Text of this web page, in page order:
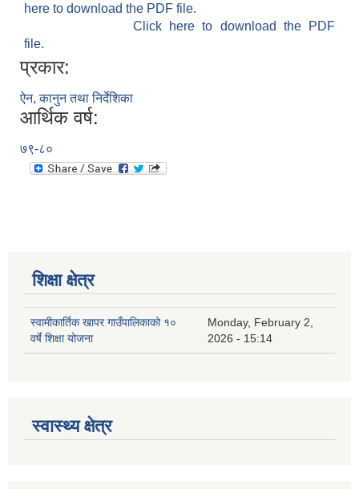
here to download the PDF file.
Click here to download the PDF
file.
प्रकार:
ऐन, कानुन तथा निर्देशिका
आर्थिक वर्ष:
७९-८०
शिक्षा क्षेत्र
स्वामीकार्तिक खापर गाउँपालिकाको १०
वर्षे शिक्षा योजना
Monday, February 2,
2026 - 15:14
स्वास्थ्य क्षेत्र